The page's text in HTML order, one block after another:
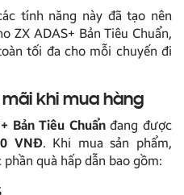
tính năng này đã tạo nên
ZX ADAS+ Bản Tiêu Chuẩn,
tối đa cho mỗi chuyến đi
khi mua hàng
Bản Tiêu Chuẩnđang được
VNĐ. Khi mua sản phẩm,
quà hấp dẫn bao gồm: